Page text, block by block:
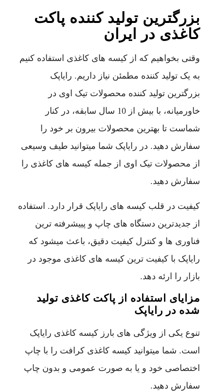
بزرگترین تولید کننده پاکت
کاغذی در ایران
وقتی بخواهیم که از کیسه های کاغذی استفاده کنیم
به یک تولید کننده مطمئن نیاز داریم. رایاپک
بزرگترین تولید کننده محصولات تیک اوی در
خاورمیانه، با بیش از 10 سال سابقه، در کنار
شماست تا بهترین محصولات بیرون بر خود را
سفارش دهید. در رایاپک شما میتوانید طیف وسیعی
از محصولات تیک اوی از جمله کیسه های کاغذی را
سفارش دهید.
کیفیت در قلب کیسه های رایاپک قرار دارد. استفاده
از جدیدترین دستگاه های چاپ و پییشرفته ترین
فناوری ها و کنترل کیفیت دقیق، باعث میشود که
رایاپک با کیفیت ترین کیسه های کاغذی موجود در
بازار را ارئه دهد.
مزایای استفاده از پاکت کاغذی تولید
شده در رایاپک
تنوع یکی از ویژگی های بارز کیسه کاغذی رایاپک
است. شما میتوانید کیسه کاغذی کرافت را با چاپ
اختصاصی خود و یا به صورت عمومی و بدون چاپ
سفارش دهید.